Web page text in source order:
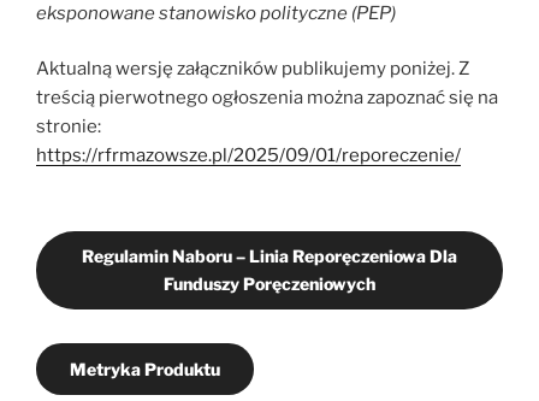
eksponowane stanowisko polityczne (PEP)
Aktualną wersję załączników publikujemy poniżej. Z
treścią pierwotnego ogłoszenia można zapoznać się na
stronie:
https://rfrmazowsze.pl/2025/09/01/reporeczenie/
Regulamin Naboru – Linia Reporęczeniowa Dla
Funduszy Poręczeniowych
Metryka Produktu